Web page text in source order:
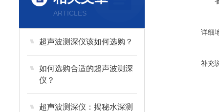
ARTICLES
超声波测深仪该如何选购？
如何选购合适的超声波测深
仪？
超声波测深仪：揭秘水深测
详细
补充